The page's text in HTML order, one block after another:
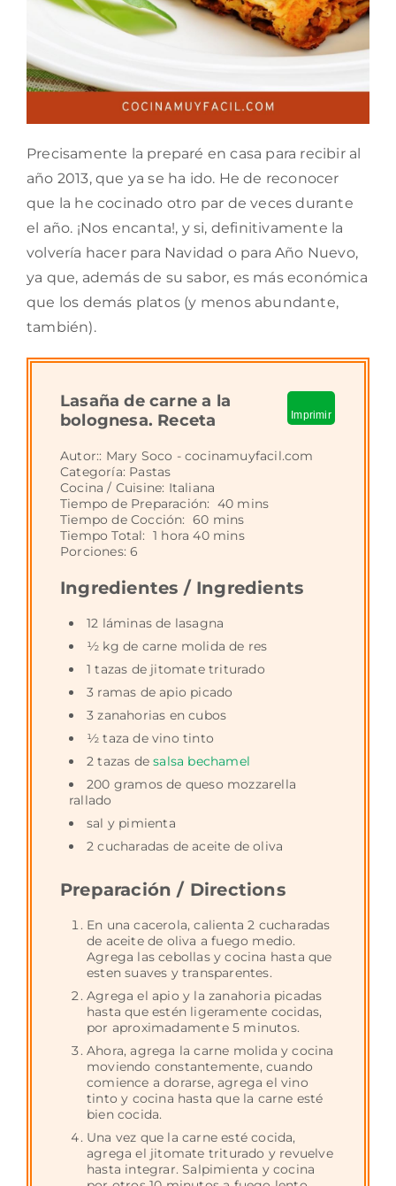
Precisamente la preparé en casa para recibir al
año 2013, que ya se ha ido. He de reconocer
que la he cocinado otro par de veces durante
el año. ¡Nos encanta!, y si, definitivamente la
volvería hacer para Navidad o para Año Nuevo,
ya que, además de su sabor, es más económica
que los demás platos (y menos abundante,
también).
Imprimir
Lasaña de carne a la
bolognesa. Receta
Autor:: Mary Soco - cocinamuyfacil.com
Categoría: Pastas
Cocina / Cuisine: Italiana
Tiempo de Preparación: 40 mins
Tiempo de Cocción: 60 mins
Tiempo Total: 1 hora 40 mins
Porciones:6
Ingredientes / Ingredients
12 láminas de lasagna
½ kg de carne molida de res
1 tazas de jitomate triturado
3 ramas de apio picado
3 zanahorias en cubos
½ taza de vino tinto
2 tazas desalsa bechamel
200 gramos de queso mozzarella
rallado
sal y pimienta
2 cucharadas de aceite de oliva
Preparación / Directions
En una cacerola, calienta 2 cucharadas
de aceite de oliva a fuego medio.
Agrega las cebollas y cocina hasta que
esten suaves y transparentes.
Agrega el apio y la zanahoria picadas
hasta que estén ligeramente cocidas,
por aproximadamente 5 minutos.
Ahora, agrega la carne molida y cocina
moviendo constantemente, cuando
comience a dorarse, agrega el vino
tinto y cocina hasta que la carne esté
bien cocida.
Una vez que la carne esté cocida,
agrega el jitomate triturado y revuelve
hasta integrar. Salpimienta y cocina